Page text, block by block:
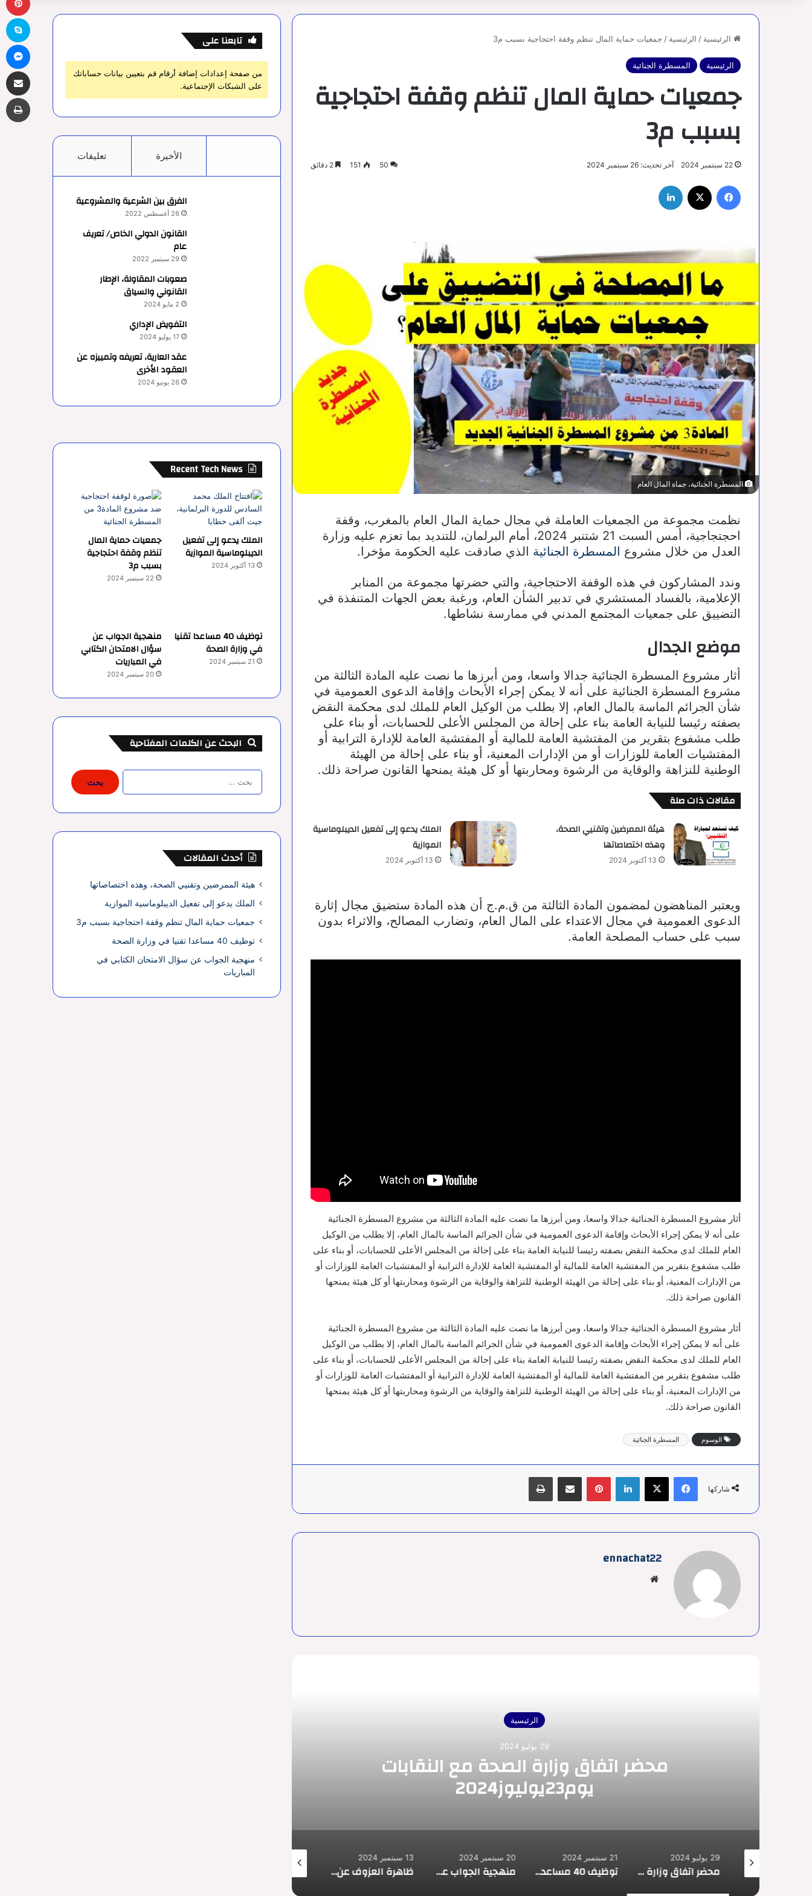
الرئيسية / الرئيسية / جمعيات حماية المال تنظم وقفة احتجاجية بسبب م3
الرئيسية المسطرة الجنائية
جمعيات حماية المال تنظم وقفة احتجاجية
بسبب م3
22 سبتمبر 2024 آخر تحديث: 26 سبتمبر 2024 50
151
فيسبوك
المسطرة الجنائية، جماة المال العام
نظمت مجموعة من الجمعيات العاملة في مجال حماية المال العام بالمغرب، وقفة
احجتجاجية، أمس السبت 21 شتنبر 2024، أمام البرلمان، للتنديد بما تعزم عليه وزارة
العدل من خلال مشروع المسطرة الجنائية الذي صادقت عليه الحكومة مؤخرا.
وندد المشاركون في هذه الوقفة الاحتجاجية، والتي حضرتها مجموعة من المنابر
الإعلامية، بالفساد المستشري في تدبير الشأن العام، ورغبة بعض الجهات المتنفذة في
التضييق على جمعيات المجتمع المدني في ممارسة نشاطها.
موضع الجدال
أثار مشروع المسطرة الجنائية جدالا واسعا، ومن أبرزها ما نصت عليه المادة الثالثة من
مشروع المسطرة الجنائية على أنه لا يمكن إجراء الأبحاث وإقامة الدعوى العمومية في
شأن الجرائم الماسة بالمال العام، إلا بطلب من الوكيل العام للملك لدى محكمة النقض
بصفته رئيسا للنيابة العامة بناء على إحالة من المجلس الأعلى للحسابات، أو بناء على
طلب مشفوع بتقرير من المفتشية العامة للمالية أو المفتشية العامة للإدارة الترابية أو
المفتشيات العامة للوزارات أو من الإدارات المعنية، أو بناء على إحالة من الهيئة
الوطنية للنزاهة والوقاية من الرشوة ومحاربتها أو كل هيئة يمنحها القانون صراحة ذلك.
مقالات ذات صلة
هيئة الممرضين وتقنيي الصحة،
وهذه اختصاصاتها
13 أكتوبر 2024
الملك يدعو إلى تفعيل الديبلوماسية
الموازية
13 أكتوبر 2024
ويعتبر المناهضون لمضمون المادة الثالثة من ق.م.ج أن هذه المادة ستضيق مجال إثارة
الدعوى العمومية في مجال الاعتداء على المال العام، وتضارب المصالح، والاثراء بدون
سبب على حساب المصلحة العامة.
أثار مشروع المسطرة الجنائية جدالا واسعا، ومن أبرزها ما نصت عليه المادة الثالثة من مشروع المسطرة الجنائية
على أنه لا يمكن إجراء الأبحاث وإقامة الدعوى العمومية في شأن الجرائم الماسة بالمال العام، إلا بطلب من الوكيل
العام للملك لدى محكمة النقض بصفته رئيسا للنيابة العامة بناء على إحالة من المجلس الأعلى للحسابات، أو بناء على
طلب مشفوع بتقرير من المفتشية العامة للمالية أو المفتشية العامة للإدارة الترابية أو المفتشيات العامة للوزارات أو
من الإدارات المعنية، أو بناء على إحالة من الهيئة الوطنية للنزاهة والوقاية من الرشوة ومحاربتها أو كل هيئة يمنحها
القانون صراحة ذلك.
أثار مشروع المسطرة الجنائية جدالا واسعا، ومن أبرزها ما نصت عليه المادة الثالثة من مشروع المسطرة الجنائية
على أنه لا يمكن إجراء الأبحاث وإقامة الدعوى العمومية في شأن الجرائم الماسة بالمال العام، إلا بطلب من الوكيل
العام للملك لدى محكمة النقض بصفته رئيسا للنيابة العامة بناء على إحالة من المجلس الأعلى للحسابات، أو بناء على
طلب مشفوع بتقرير من المفتشية العامة للمالية أو المفتشية العامة للإدارة الترابية أو المفتشيات العامة للوزارات أو
من الإدارات المعنية، أو بناء على إحالة من الهيئة الوطنية للنزاهة والوقاية من الرشوة ومحاربتها أو كل هيئة يمنحها
القانون صراحة ذلك.
الوسوم المسطرة الجنائية
شاركها
فيسبوك ‫X لينكدإن بينتيريستمشاركة عبر البريد طباعة
ennachat22
الرئيسية
29 يوليو 2024
محضر اتفاق وزارة الصحة مع النقابات
يوم23يوليوز2024
29 يوليو 2024
محضر اتفاق وزارة الصحة مع النقابات يوم23يوليوز2024
21 سبتمبر 2024
توظيف 40 مساعدا تقنيا في وزارة الصحة
20 سبتمبر 2024
منهجية الجواب عن سؤال الامتحان الكتابي في المباريات
13 سبتمبر 2024
ظاهرة العزوف عن المشاركة في الانتخابات الجزئية، الأسباب
تابعنا على
من صفحة إعدادات إضافة أرقام قم بتعيين بيانات حساباتك
على الشبكات الإجتماعية.
الأخيرة تعليقات
الفرق بين الشرعية والمشروعية
26 أغسطس 2022
القانون الدولي الخاص/ تعريف
عام
29 سبتمبر 2022
صعوبات المقاولة، الإطار
القانوني والسياق
2 مايو 2024
التفويض الإداري
17 يوليو 2024
عقد العارية، تعريفه وتمييزه عن
العقود الأخرى
26 يونيو 2024
Recent Tech News
الملك يدعو إلى تفعيل
الديبلوماسية الموازية
13 أكتوبر 2024
جمعيات حماية المال
تنظم وقفة احتجاجية
بسبب م3
22 سبتمبر 2024
توظيف 40 مساعدا تقنيا
في وزارة الصحة
21 سبتمبر 2024
منهجية الجواب عن
سؤال الامتحان الكتابي
في المباريات
20 سبتمبر 2024
البحث عن الكلمات المفتاحية
البحث
عن:
أحدث المقالات
هيئة الممرضين وتقنيي الصحة، وهذه اختصاصاتها
الملك يدعو إلى تفعيل الديبلوماسية الموازية
جمعيات حماية المال تنظم وقفة احتجاجية بسبب م3
توظيف 40 مساعدا تقنيا في وزارة الصحة
منهجية الجواب عن سؤال الامتحان الكتابي في
المباريات